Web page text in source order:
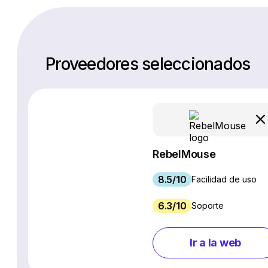
Proveedores seleccionados
RebelMouse
8.5/10 Facilidad de uso
6.3/10 Soporte
Ir a la web